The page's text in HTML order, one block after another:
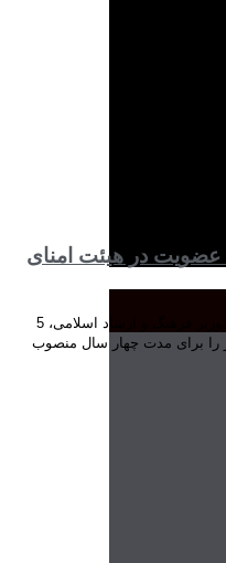
عضویت در هیئت امنای
رییس جمهور در احکام جداگانه‌ای با پیشنهاد وزیر فرهنگ و ارشاد اسلامی، 5
را برای مدت چهار سال منصوب